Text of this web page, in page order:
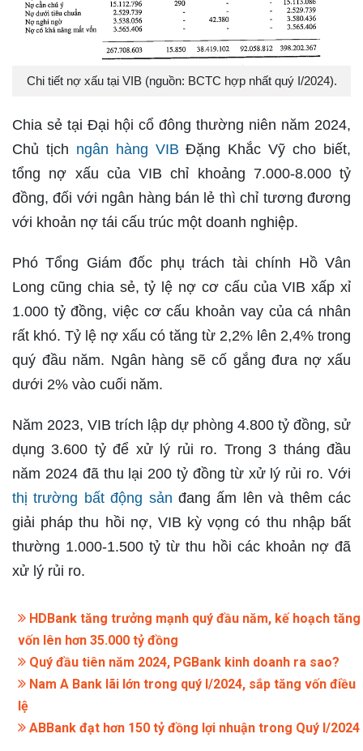
Chi tiết nợ xấu tại VIB (nguồn: BCTC hợp nhất quý I/2024).
Chia sẻ tại Đại hội cổ đông thường niên năm 2024,
Chủ tịch ngân hàng VIB Đặng Khắc Vỹ cho biết,
tổng nợ xấu của VIB chỉ khoảng 7.000-8.000 tỷ
đồng, đối với ngân hàng bán lẻ thì chỉ tương đương
với khoản nợ tái cấu trúc một doanh nghiệp.
Phó Tổng Giám đốc phụ trách tài chính Hồ Vân
Long cũng chia sẻ, tỷ lệ nợ cơ cấu của VIB xấp xỉ
1.000 tỷ đồng, việc cơ cấu khoản vay của cá nhân
rất khó. Tỷ lệ nợ xấu có tăng từ 2,2% lên 2,4% trong
quý đầu năm. Ngân hàng sẽ cố gắng đưa nợ xấu
dưới 2% vào cuối năm.
Năm 2023, VIB trích lập dự phòng 4.800 tỷ đồng, sử
dụng 3.600 tỷ để xử lý rủi ro. Trong 3 tháng đầu
năm 2024 đã thu lại 200 tỷ đồng từ xử lý rủi ro. Với
thị trường bất động sản đang ấm lên và thêm các
giải pháp thu hồi nợ, VIB kỳ vọng có thu nhập bất
thường 1.000-1.500 tỷ từ thu hồi các khoản nợ đã
xử lý rủi ro.
HDBank tăng trưởng mạnh quý đầu năm, kế hoạch tăng
vốn lên hơn 35.000 tỷ đồng
Quý đầu tiên năm 2024, PGBank kinh doanh ra sao?
Nam A Bank lãi lớn trong quý I/2024, sắp tăng vốn điều
lệ
ABBank đạt hơn 150 tỷ đồng lợi nhuận trong Quý I/2024